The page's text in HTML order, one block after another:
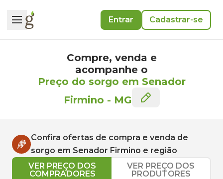
Entrar Cadastrar-se
Compre, venda e
acompanhe o
Preço do sorgo em Senador
Firmino - MG
Confira ofertas de compra e venda de
sorgo em Senador Firmino e região
VER PREÇO DOS
COMPRADORES
VER PREÇO DOS
PRODUTORES